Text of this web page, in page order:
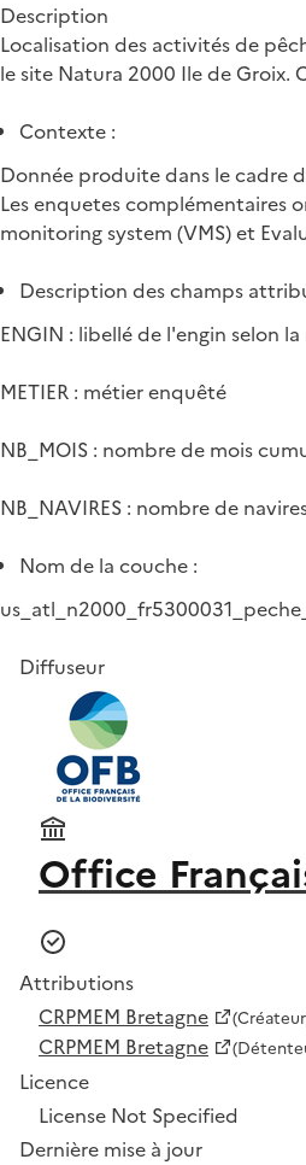
Description
Localisation des activités de
le site Natura 2000 Ile de Groix.
Contexte :
Donnée produite dans le cadre
Les enquetes complémentaires
monitoring system (VMS) et
Description des champs
ENGIN : libellé de l'engin selon
METIER : métier enquêté
NB_MOIS : nombre de mois
NB_NAVIRES : nombre de
Nom de la couche :
Diffuseur
Office
Attributions
CRPMEM Bretagne
CRPMEM Bretagne
Licence
License Not Specified
Dernière mise à jour